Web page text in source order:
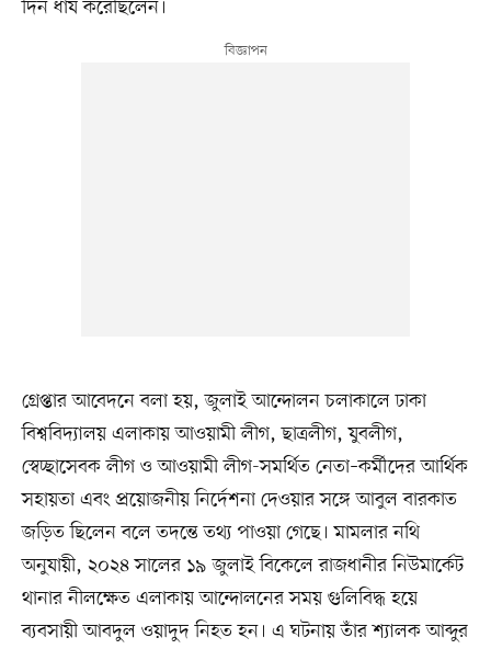
দিন ধার্য করেছিলেন।
গ্রেপ্তার আবেদনে বলা হয়, জুলাই আন্দোলন চলাকালে ঢাকা
বিশ্ববিদ্যালয় এলাকায় আওয়ামী লীগ, ছাত্রলীগ, যুবলীগ,
স্বেচ্ছাসেবক লীগ ও আওয়ামী লীগ-সমর্থিত নেতা–কর্মীদের আর্থিক
সহায়তা এবং প্রয়োজনীয় নির্দেশনা দেওয়ার সঙ্গে আবুল বারকাত
জড়িত ছিলেন বলে তদন্তে তথ্য পাওয়া গেছে। মামলার নথি
অনুযায়ী, ২০২৪ সালের ১৯ জুলাই বিকেলে রাজধানীর নিউমার্কেট
থানার নীলক্ষেত এলাকায় আন্দোলনের সময় গুলিবিদ্ধ হয়ে
ব্যবসায়ী আবদুল ওয়াদুদ নিহত হন। এ ঘটনায় তাঁর শ্যালক আব্দুর